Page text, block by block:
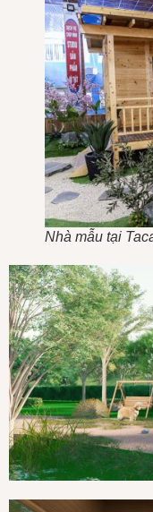
Nhà mẫu tại